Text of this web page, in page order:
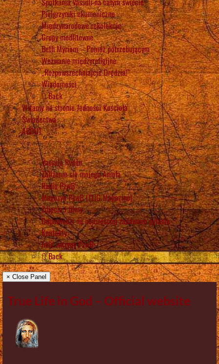
Pielgrzymki ekumeniczne
Międzynarodowe rekolekcje
Grupy modlitewne
Beth Myriam – Pomóż potrzebującym
Wezwanie międzyreligijne
„Rozpowszechniajcie Orędzia!”
Wiadomości
Back
Witamy na stronie Jedności Kościoła
Świadectwa
ABOUT
Vassula Rydén
Zbliżenie się mojego Anioła
Radio PżwB
Magazyn PżwB (TLIG Magazine)
Zdjęcia i filmy
Odpowiedzi na najczęściej zadawane pytania
Kontakty
Inne witryny PżwB
Back
× Close Panel
True Life in God – Official website